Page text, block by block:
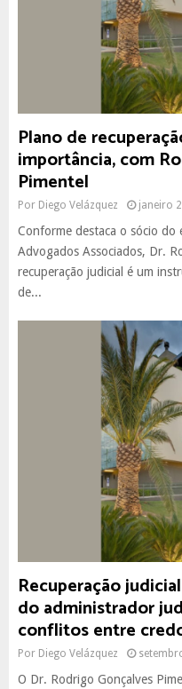
Plano de
importância, com
Pimentel
Por Diego Velázquez janeiro
Conforme destaca o sócio
Advogados Associados, Dr.
recuperação judicial é um
de...
Recuperação
do administrador
conflitos entre
Por Diego Velázquez
O Dr. Rodrigo Gonçalves